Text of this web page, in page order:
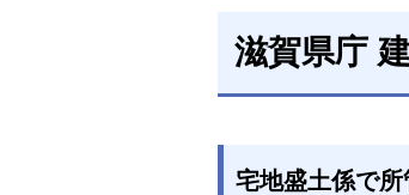
滋賀県庁
宅地盛土係で